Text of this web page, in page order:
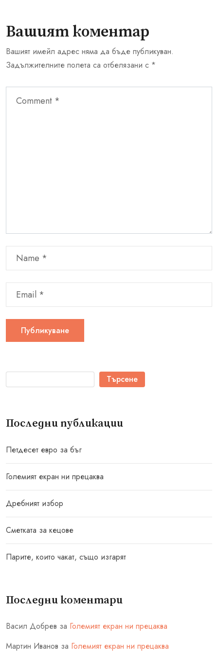
Вашият коментар
Вашият имейл адрес няма да бъде публикуван.
Задължителните полета са отбелязани с *
Търсене
Последни публикации
Петдесет евро за бъг
Големият екран ни прецаква
Дребният избор
Сметката за кецове
Парите, които чакат, също изгарят
Последни коментари
Васил Добрев за Големият екран ни прецаква
Мартин Иванов за Големият екран ни прецаква